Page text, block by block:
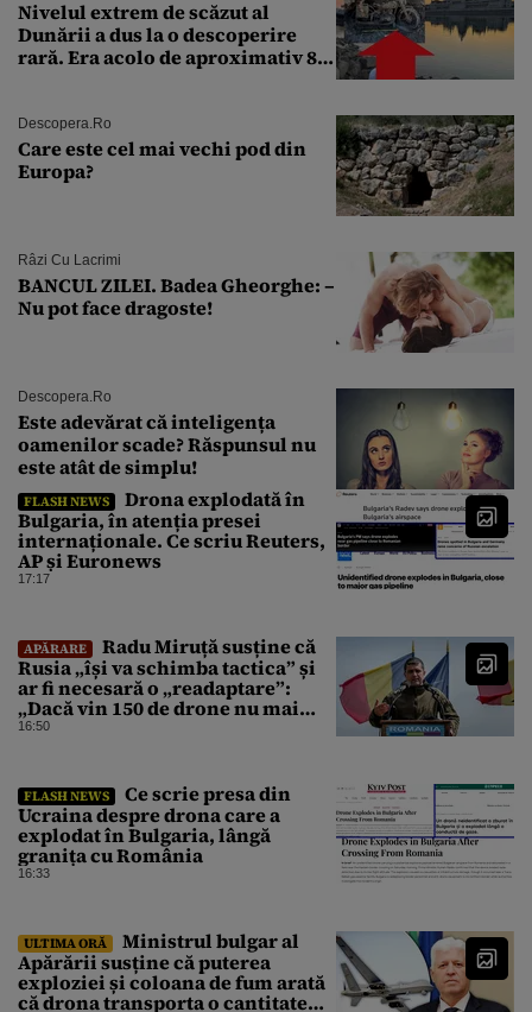
Nivelul extrem de scăzut al
Dunării a dus la o descoperire
rară. Era acolo de aproximativ 80
Descopera.ro
Care este cel mai vechi pod din
Europa?
Râzi Cu Lacrimi
BANCUL ZILEI. Badea Gheorghe: –
Nu pot face dragoste!
Descopera.ro
Este adevărat că inteligența
oamenilor scade? Răspunsul nu
este atât de simplu!
FLASH NEWS
Drona explodată în
Bulgaria, în atenția presei
internaționale. Ce scriu Reuters,
AP și Euronews
17:17
APĂRARE
Radu Miruță susține că
Rusia „își va schimba tactica” și
ar fi necesară o „readaptare”:
„Dacă vin 150 de drone nu mai
suntem pe timp de pace”
16:50
FLASH NEWS
Ce scrie presa din
Ucraina despre drona care a
explodat în Bulgaria, lângă
granița cu România
16:33
ULTIMA ORĂ
Ministrul bulgar al
Apărării susține că puterea
exploziei și coloana de fum arată
că drona transporta o cantitate